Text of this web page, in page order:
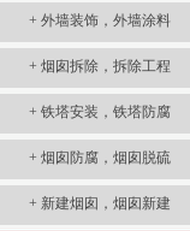
+ 外墙装饰，外墙涂料
+ 烟囱拆除，拆除工程
+ 铁塔安装，铁塔防腐
+ 烟囱防腐，烟囱脱硫
+ 新建烟囱，烟囱新建